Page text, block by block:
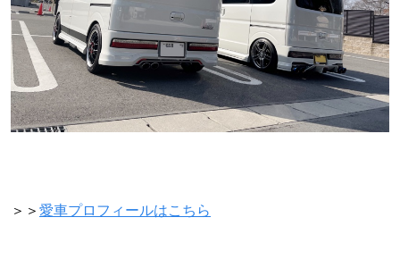
＞＞ 愛車プロフィールはこちら